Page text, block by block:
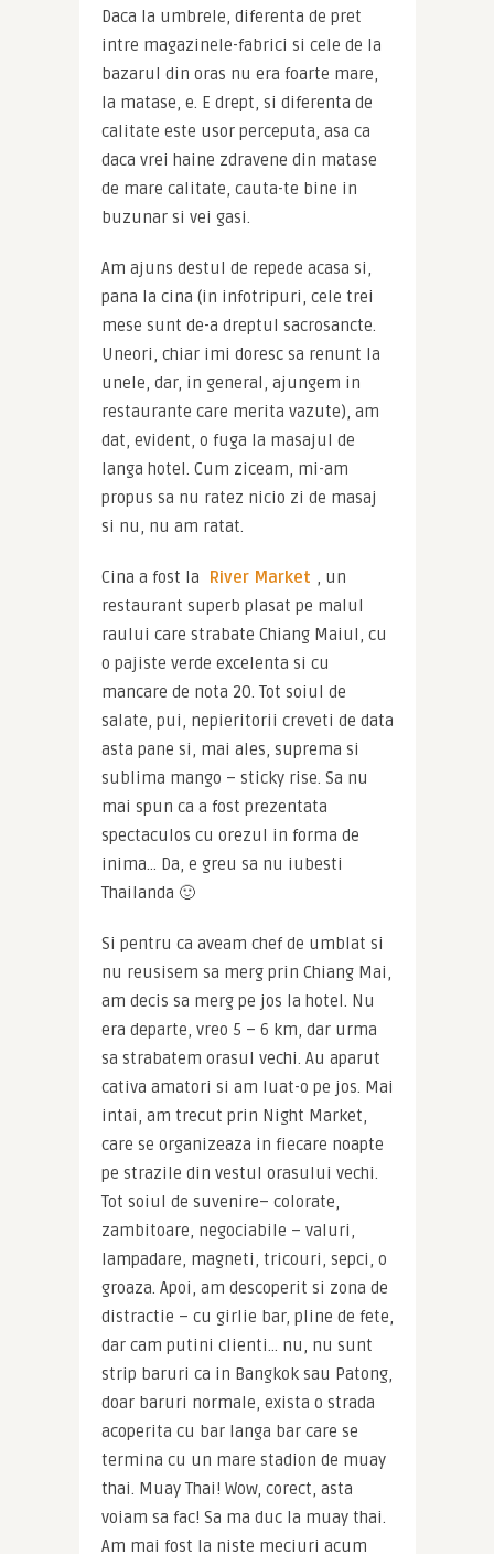
Daca la umbrele, diferenta de pret
intre magazinele-fabrici si cele de la
bazarul din oras nu era foarte mare,
la matase, e. E drept, si diferenta de
calitate este usor perceputa, asa ca
daca vrei haine zdravene din matase
de mare calitate, cauta-te bine in
buzunar si vei gasi.
Am ajuns destul de repede acasa si,
pana la cina (in infotripuri, cele trei
mese sunt de-a dreptul sacrosancte.
Uneori, chiar imi doresc sa renunt la
unele, dar, in general, ajungem in
restaurante care merita vazute), am
dat, evident, o fuga la masajul de
langa hotel. Cum ziceam, mi-am
propus sa nu ratez nicio zi de masaj
si nu, nu am ratat.
Cina a fost la River Market , un
restaurant superb plasat pe malul
raului care strabate Chiang Maiul, cu
o pajiste verde excelenta si cu
mancare de nota 20. Tot soiul de
salate, pui, nepieritorii creveti de data
asta pane si, mai ales, suprema si
sublima mango – sticky rise. Sa nu
mai spun ca a fost prezentata
spectaculos cu orezul in forma de
inima… Da, e greu sa nu iubesti
Thailanda 🙂
Si pentru ca aveam chef de umblat si
nu reusisem sa merg prin Chiang Mai,
am decis sa merg pe jos la hotel. Nu
era departe, vreo 5 – 6 km, dar urma
sa strabatem orasul vechi. Au aparut
cativa amatori si am luat-o pe jos. Mai
intai, am trecut prin Night Market,
care se organizeaza in fiecare noapte
pe strazile din vestul orasului vechi.
Tot soiul de suvenire– colorate,
zambitoare, negociabile – valuri,
lampadare, magneti, tricouri, sepci, o
groaza. Apoi, am descoperit si zona de
distractie – cu girlie bar, pline de fete,
dar cam putini clienti… nu, nu sunt
strip baruri ca in Bangkok sau Patong,
doar baruri normale, exista o strada
acoperita cu bar langa bar care se
termina cu un mare stadion de muay
thai. Muay Thai! Wow, corect, asta
voiam sa fac! Sa ma duc la muay thai.
Am mai fost la niste meciuri acum